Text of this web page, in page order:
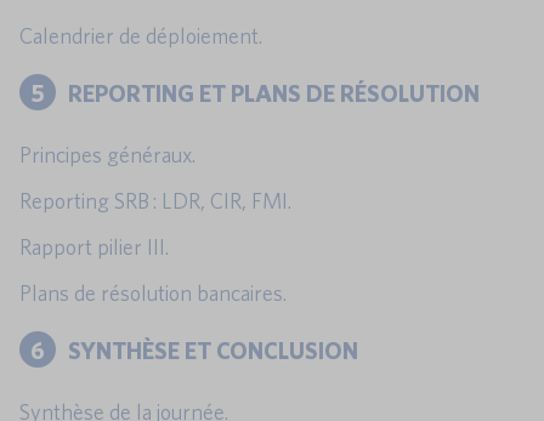
Calendrier de déploiement.
5 REPORTING ET PLANS DE RÉSOLUTION
Principes généraux.
Reporting SRB : LDR, CIR, FMI.
Rapport pilier III.
Plans de résolution bancaires.
6 SYNTHÈSE ET CONCLUSION
Synthèse de la journée.